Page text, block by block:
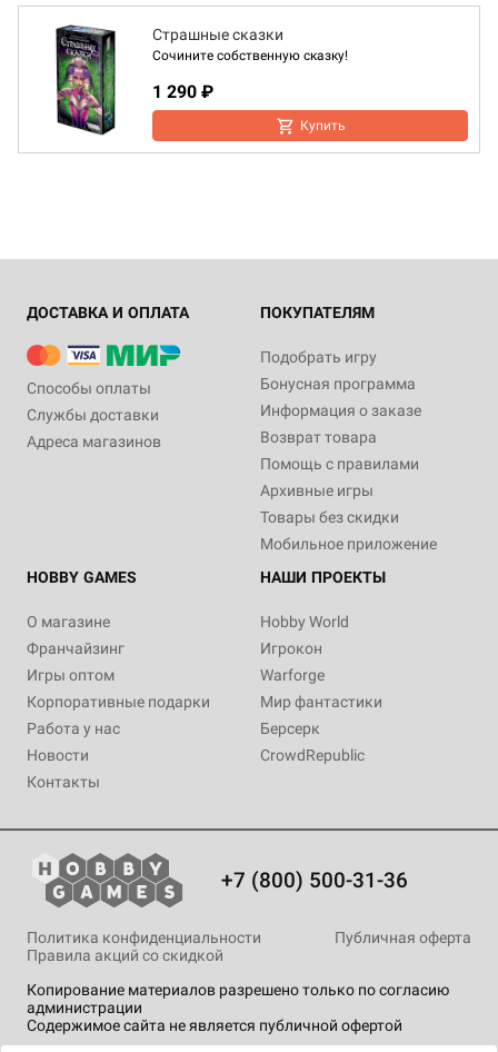
Страшные сказки
Сочините собственную сказку!
1 290 ₽
Купить
ДОСТАВКА И ОПЛАТА
Способы оплаты
Службы доставки
Адреса магазинов
ПОКУПАТЕЛЯМ
Подобрать игру
Бонусная программа
Информация о заказе
Возврат товара
Помощь с правилами
Архивные игры
Товары без скидки
Мобильное приложение
HOBBY GAMES
О магазине
Франчайзинг
Игры оптом
Корпоративные подарки
Работа у нас
Новости
Контакты
НАШИ ПРОЕКТЫ
Hobby World
Игрокон
Warforge
Мир фантастики
Берсерк
CrowdRepublic
+7 (800) 500-31-36
Копирование материалов разрешено только по согласию
администрации
Содержимое сайта не является публичной офертой
Политика конфиденциальности
Публичная оферта
Правила акций со скидкой